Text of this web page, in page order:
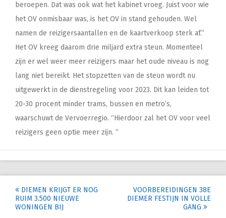
beroepen. Dat was ook wat het kabinet vroeg. Juist voor wie
het OV onmisbaar was, is het OV in stand gehouden. Wel
namen de reizigersaantallen en de kaartverkoop sterk af.’’
Het OV kreeg daarom drie miljard extra steun. Momenteel
zijn er wel weer meer reizigers maar het oude niveau is nog
lang niet bereikt. Het stopzetten van de steun wordt nu
uitgewerkt in de dienstregeling voor 2023. Dit kan leiden tot
20-30 procent minder trams, bussen en metro’s,
waarschuwt de Vervoerregio. ‘’Hierdoor zal het OV voor veel
reizigers geen optie meer zijn. ‘’
Post
navigation
DIEMEN KRIJGT ER NOG
RUIM 3.500 NIEUWE
WONINGEN BIJ
VOORBEREIDINGEN 38E
DIEMER FESTIJN IN VOLLE
GANG